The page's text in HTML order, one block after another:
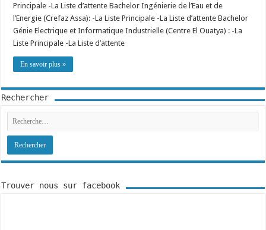
Principale -La Liste d’attente Bachelor Ingénierie de l’Eau et de
l’Energie (Crefaz Assa): -La Liste Principale -La Liste d’attente Bachelor
Génie Electrique et Informatique Industrielle (Centre El Ouatya) : -La
Liste Principale -La Liste d’attente
En savoir plus »
Rechercher
Trouver nous sur facebook